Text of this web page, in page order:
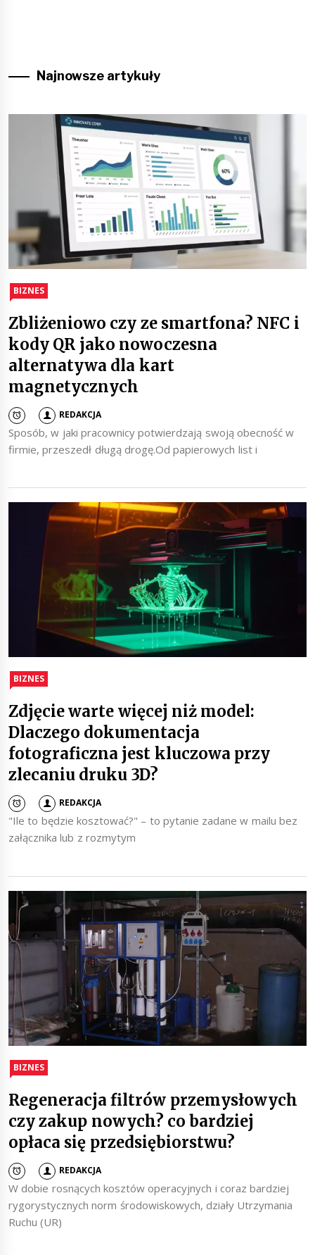
Najnowsze artykuły
BIZNES
Zbliżeniowo czy ze smartfona? NFC i
kody QR jako nowoczesna
alternatywa dla kart
magnetycznych
REDAKCJA
Sposób, w jaki pracownicy potwierdzają swoją obecność w
firmie, przeszedł długą drogę.Od papierowych list i
BIZNES
Zdjęcie warte więcej niż model:
Dlaczego dokumentacja
fotograficzna jest kluczowa przy
zlecaniu druku 3D?
REDAKCJA
"Ile to będzie kosztować?" – to pytanie zadane w mailu bez
załącznika lub z rozmytym
BIZNES
Regeneracja filtrów przemysłowych
czy zakup nowych? co bardziej
opłaca się przedsiębiorstwu?
REDAKCJA
W dobie rosnących kosztów operacyjnych i coraz bardziej
rygorystycznych norm środowiskowych, działy Utrzymania
Ruchu (UR)